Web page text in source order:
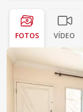
FOTOS VÍDEO